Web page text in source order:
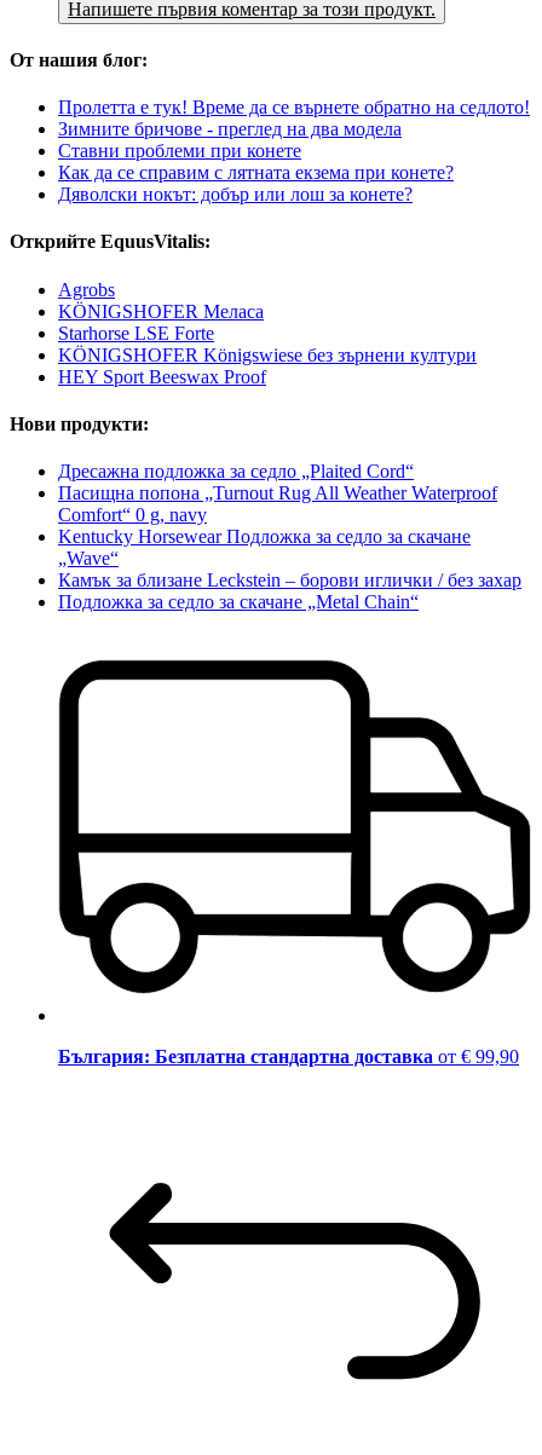
Напишете първия коментар за този продукт.
От нашия блог:
Пролетта е тук! Време да се върнете обратно на седлото!
Зимните бричове - преглед на два модела
Ставни проблеми при конете
Как да се справим с лятната екзема при конете?
Дяволски нокът: добър или лош за конете?
Открийте EquusVitalis:
Agrobs
KÖNIGSHOFER Меласа
Starhorse LSE Forte
KÖNIGSHOFER Königswiese без зърнени култури
HEY Sport Beeswax Proof
Нови продукти:
Дресажна подложка за седло „Plaited Cord“
Пасищна попона „Turnout Rug All Weather Waterproof
Comfort“ 0 g, navy
Kentucky Horsewear Подложка за седло за скачане
„Wave“
Камък за близане Leckstein – борови иглички / без захар
Подложка за седло за скачане „Metal Chain“
България: Безплатна стандартна доставка от € 99,90